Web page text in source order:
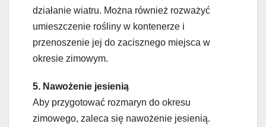
działanie wiatru. Można również rozważyć
umieszczenie rośliny w kontenerze i
przenoszenie jej do zacisznego miejsca w
okresie zimowym.
5. Nawożenie jesienią
Aby przygotować rozmaryn do okresu
zimowego, zaleca się nawożenie jesienią.